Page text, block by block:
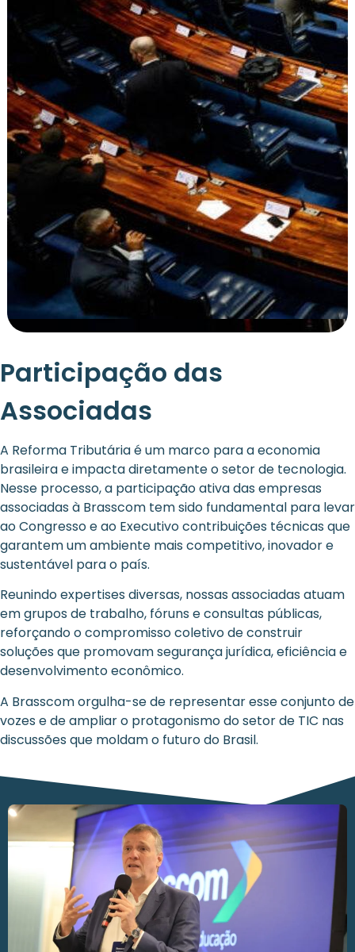
Participação das
Associadas
A Reforma Tributária é um marco para a economia
brasileira e impacta diretamente o setor de tecnologia.
Nesse processo, a participação ativa das empresas
associadas à Brasscom tem sido fundamental para levar
ao Congresso e ao Executivo contribuições técnicas que
garantem um ambiente mais competitivo, inovador e
sustentável para o país.
Reunindo expertises diversas, nossas associadas atuam
em grupos de trabalho, fóruns e consultas públicas,
reforçando o compromisso coletivo de construir
soluções que promovam segurança jurídica, eficiência e
desenvolvimento econômico.
A Brasscom orgulha-se de representar esse conjunto de
vozes e de ampliar o protagonismo do setor de TIC nas
discussões que moldam o futuro do Brasil.